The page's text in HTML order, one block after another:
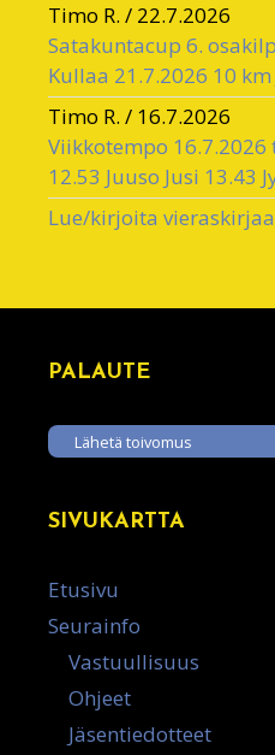
Timo R. / 22.7.2026
Satakuntacup 6.
Kullaa 21.7.2026 10
Timo R. / 16.7.2026
Viikkotempo 16.7.2026
12.53 Juuso Jusi 13.43
Lue/kirjoita vieraskirjaa
PALAUTE
Lähetä toivomus
SIVUKARTTA
Etusivu
Seurainfo
Vastuullisuus
Ohjeet
Jäsentiedotteet